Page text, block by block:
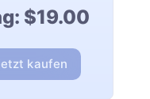
$19.00
kaufen